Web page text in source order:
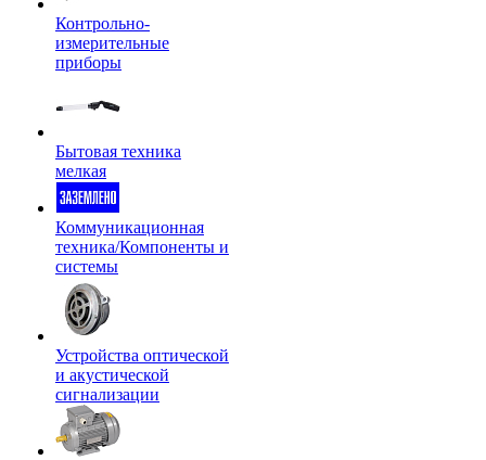
Контрольно-
измерительные
приборы
Бытовая техника
мелкая
Коммуникационная
техника/Компоненты и
системы
Устройства оптической
и акустической
сигнализации